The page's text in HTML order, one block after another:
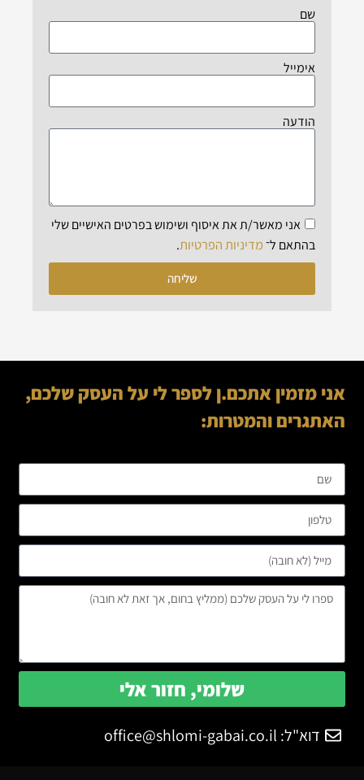
שם
אימייל
הודעה
אני מאשר/ת את איסוף ושימוש בפרטים האישיים שלי
בהתאם ל־מדיניות הפרטיות.
שליחה
אני מזמין אתכם.ן לספר לי על העסק שלכם,
האתגרים והמטרות:
שלומי, חזור אלי
דוא"ל: office@shlomi-gabai.co.il